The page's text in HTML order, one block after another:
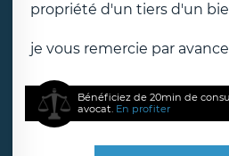
propriété d'un tiers d'un
je vous remercie par
Bénéficiez de 20min de
avocat. En profiter